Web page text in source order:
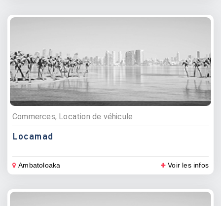
Commerces, Location de véhicule
Locamad
Ambatoloaka Voir les infos